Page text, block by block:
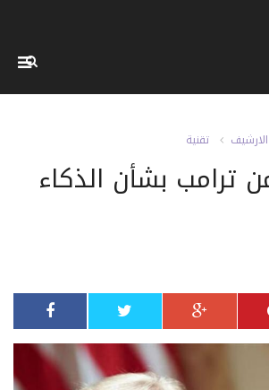
الارشيف تقنية
ترامب بشأن الذكاء